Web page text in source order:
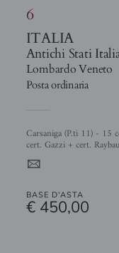
6
ITALIA
Antichi Stati
Lombardo Veneto
Posta ordinaria
Carsaniga (P.ti 11) - 15 cent (3) su lettera per Milano del 19.1.1851 -
cert. Gazzi + cert.
4
BASE D'ASTA
€ 450,00